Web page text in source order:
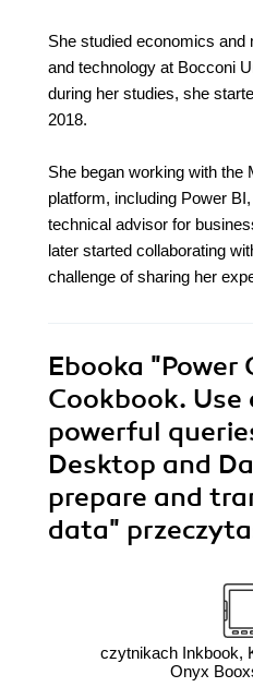
She studied economics and
and technology at Bocconi
during her studies, she
2018.
She began working with the
platform, including Power
technical advisor for
later started collaborating
challenge of sharing her
Ebooka "Power
Cookbook.
powerful
Desktop and
prepare and
data"
czytnikach Inkbook,
Onyx